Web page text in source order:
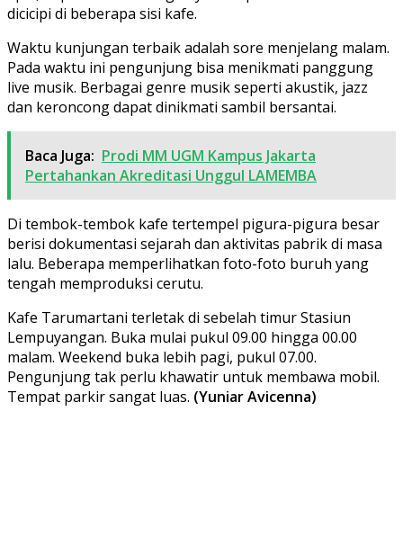
dicicipi di beberapa sisi kafe.
Waktu kunjungan terbaik adalah sore menjelang malam.
Pada waktu ini pengunjung bisa menikmati panggung
live musik. Berbagai genre musik seperti akustik, jazz
dan keroncong dapat dinikmati sambil bersantai.
Baca Juga: Prodi MM UGM Kampus Jakarta
Pertahankan Akreditasi Unggul LAMEMBA
Di tembok-tembok kafe tertempel pigura-pigura besar
berisi dokumentasi sejarah dan aktivitas pabrik di masa
lalu. Beberapa memperlihatkan foto-foto buruh yang
tengah memproduksi cerutu.
Kafe Tarumartani terletak di sebelah timur Stasiun
Lempuyangan. Buka mulai pukul 09.00 hingga 00.00
malam. Weekend buka lebih pagi, pukul 07.00.
Pengunjung tak perlu khawatir untuk membawa mobil.
Tempat parkir sangat luas. (Yuniar Avicenna)